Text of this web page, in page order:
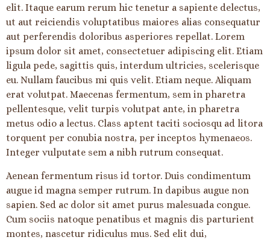
elit. Itaque earum rerum hic tenetur a sapiente delectus,
ut aut reiciendis voluptatibus maiores alias consequatur
aut perferendis doloribus asperiores repellat. Lorem
ipsum dolor sit amet, consectetuer adipiscing elit. Etiam
ligula pede, sagittis quis, interdum ultricies, scelerisque
eu. Nullam faucibus mi quis velit. Etiam neque. Aliquam
erat volutpat. Maecenas fermentum, sem in pharetra
pellentesque, velit turpis volutpat ante, in pharetra
metus odio a lectus. Class aptent taciti sociosqu ad litora
torquent per conubia nostra, per inceptos hymenaeos.
Integer vulputate sem a nibh rutrum consequat.
Aenean fermentum risus id tortor. Duis condimentum
augue id magna semper rutrum. In dapibus augue non
sapien. Sed ac dolor sit amet purus malesuada congue.
Cum sociis natoque penatibus et magnis dis parturient
montes, nascetur ridiculus mus. Sed elit dui,